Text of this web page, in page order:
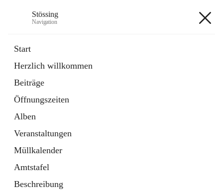
Stössing
Navigation
Start
Herzlich willkommen
Beiträge
Öffnungszeiten
Alben
Veranstaltungen
Müllkalender
Amtstafel
Beschreibung
Datei
in
Tab
Kindergarten
öffnet
in
neuem
Tab